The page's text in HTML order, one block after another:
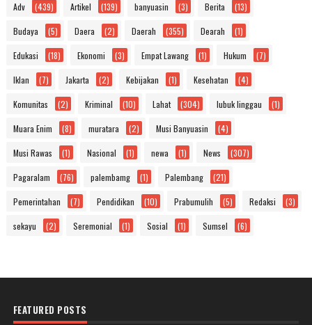
Adv (439) Artikel (139) banyuasin (3) Berita (13)
Budaya (5) Daera (2) Daerah (355) Dearah (1)
Edukasi (18) Ekonomi (3) Empat Lawang (1) Hukum (7)
Iklan (7) Jakarta (2) Kebijakan (1) Kesehatan (4)
Komunitas (2) Kriminal (10) Lahat (304) lubuk linggau (1)
Muara Enim (8) muratara (2) Musi Banyuasin (4)
Musi Rawas (1) Nasional (1) newa (1) News (307)
Pagaralam (76) palembamg (1) Palembang (21)
Pemerintahan (7) Pendidikan (10) Prabumulih (5) Redaksi (3)
sekayu (2) Seremonial (1) Sosial (1) Sumsel (6)
FEATURED POSTS